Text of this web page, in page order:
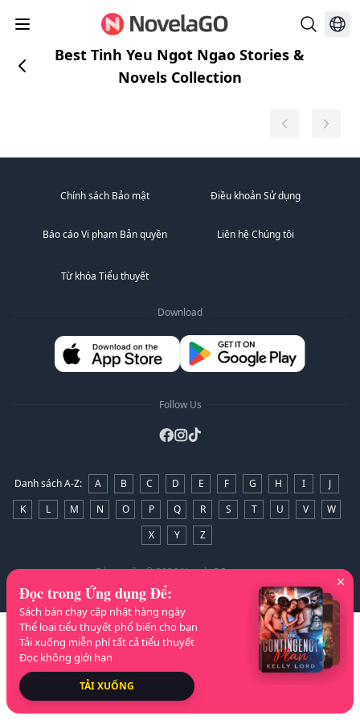
Best Tinh Yeu Ngot Ngao Stories &
Novels Collection
Chính sách Bảo mật Điều khoản Sử dụng
Báo cáo Vi phạm Bản quyền Liên hệ Chúng tôi
Từ khóa Tiểu thuyết
Download
Follow Us
Danh sách A-Z: A B C D E F G H I
J
K
L M N O P Q R S T U V
W
X
Y Z
Bản quyền© 2026 NovelaGO
Đọc trong Ứng dụng Để:
Sách bán chạy cập nhật hàng ngày
Thể loại tiểu thuyết phổ biến cho bạn
Tải xuống miễn phí tất cả tiểu thuyết
Đọc không giới hạn
TẢI XUỐNG